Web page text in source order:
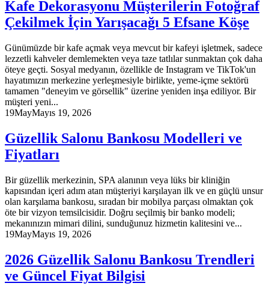
Kafe Dekorasyonu Müşterilerin Fotoğraf
Çekilmek İçin Yarışacağı 5 Efsane Köşe
Günümüzde bir kafe açmak veya mevcut bir kafeyi işletmek, sadece
lezzetli kahveler demlemekten veya taze tatlılar sunmaktan çok daha
öteye geçti. Sosyal medyanın, özellikle de Instagram ve TikTok'un
hayatımızın merkezine yerleşmesiyle birlikte, yeme-içme sektörü
tamamen "deneyim ve görsellik" üzerine yeniden inşa ediliyor. Bir
müşteri yeni...
19MayMayıs 19, 2026
Güzellik Salonu Bankosu Modelleri ve
Fiyatları
Bir güzellik merkezinin, SPA alanının veya lüks bir kliniğin
kapısından içeri adım atan müşteriyi karşılayan ilk ve en güçlü unsur
olan karşılama bankosu, sıradan bir mobilya parçası olmaktan çok
öte bir vizyon temsilcisidir. Doğru seçilmiş bir banko modeli;
mekanınızın mimari dilini, sunduğunuz hizmetin kalitesini ve...
19MayMayıs 19, 2026
2026 Güzellik Salonu Bankosu Trendleri
ve Güncel Fiyat Bilgisi